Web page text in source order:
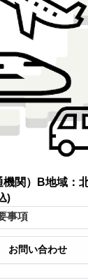
機関）B地域：
)
事項